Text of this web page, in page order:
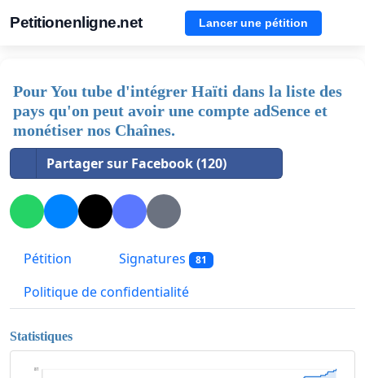
Petitionenligne.net Lancer une pétition
Pour You tube d'intégrer Haïti dans la liste des
pays qu'on peut avoir une compte adSence et
monétiser nos Chaînes.
Partager sur Facebook (120)
Pétition Signatures 81
Politique de confidentialité
Statistiques
81